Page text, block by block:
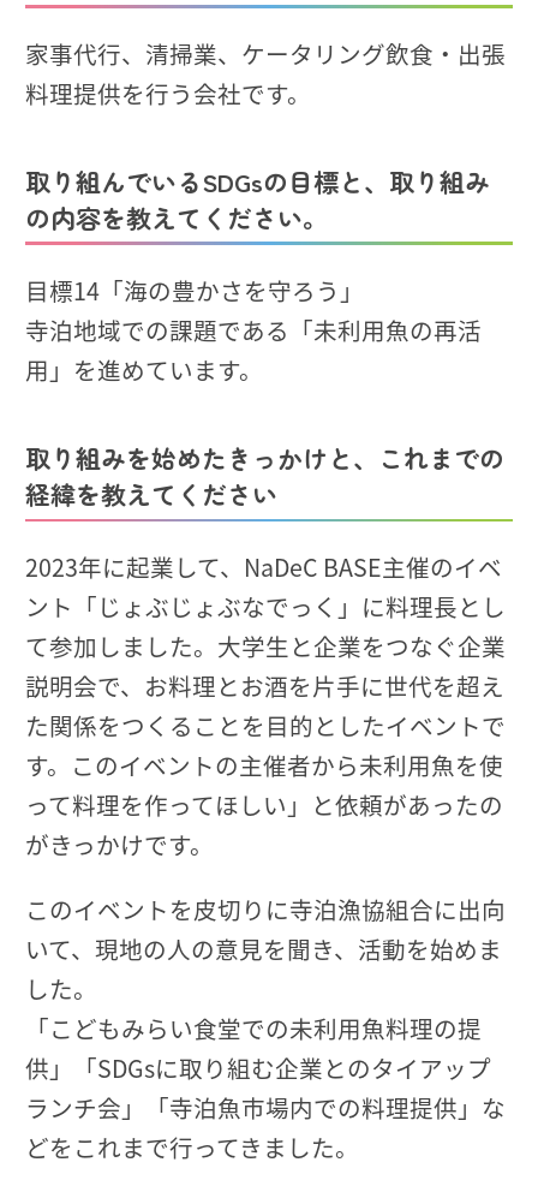
家事代行、清掃業、ケータリング飲食・出張
料理提供を行う会社です。
取り組んでいるSDGsの目標と、取り組み
の内容を教えてください。
目標14「海の豊かさを守ろう」
寺泊地域での課題である「未利用魚の再活
用」を進めています。
取り組みを始めたきっかけと、これまでの
経緯を教えてください
2023年に起業して、NaDeC BASE主催のイベ
ント「じょぶじょぶなでっく」に料理長とし
て参加しました。大学生と企業をつなぐ企業
説明会で、お料理とお酒を片手に世代を超え
た関係をつくることを目的としたイベントで
す。このイベントの主催者から未利用魚を使
って料理を作ってほしい」と依頼があったの
がきっかけです。
このイベントを皮切りに寺泊漁協組合に出向
いて、現地の人の意見を聞き、活動を始めま
した。
「こどもみらい食堂での未利用魚料理の提
供」「SDGsに取り組む企業とのタイアップ
ランチ会」「寺泊魚市場内での料理提供」な
どをこれまで行ってきました。